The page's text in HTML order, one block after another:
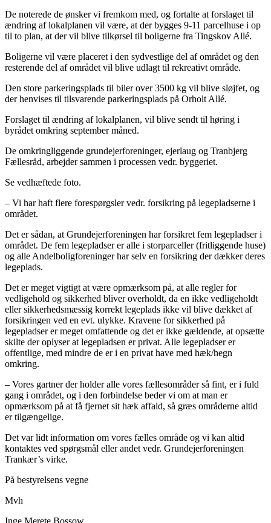
De noterede de ønsker vi fremkom med, og fortalte at forslaget til
ændring af lokalplanen vil være, at der bygges 9-11 parcelhuse i op
til to plan, at der vil blive tilkørsel til boligerne fra Tingskov Allé.
Boligerne vil være placeret i den sydvestlige del af området og den
resterende del af området vil blive udlagt til rekreativt område.
Den store parkeringsplads til biler over 3500 kg vil blive sløjfet, og
der henvises til tilsvarende parkeringsplads på Orholt Allé.
Forslaget til ændring af lokalplanen, vil blive sendt til høring i
byrådet omkring september måned.
De omkringliggende grundejerforeninger, ejerlaug og Tranbjerg
Fællesråd, arbejder sammen i processen vedr. byggeriet.
Se vedhæftede foto.
– Vi har haft flere forespørgsler vedr. forsikring på legepladserne i
området.
Det er sådan, at Grundejerforeningen har forsikret fem legepladser i
området. De fem legepladser er alle i storparceller (fritliggende huse)
og alle Andelboligforeninger har selv en forsikring der dækker deres
legeplads.
Det er meget vigtigt at være opmærksom på, at alle regler for
vedligehold og sikkerhed bliver overholdt, da en ikke vedligeholdt
eller sikkerhedsmæssig korrekt legeplads ikke vil blive dækket af
forsikringen ved en evt. ulykke. Kravene for sikkerhed på
legepladser er meget omfattende og det er ikke gældende, at opsætte
skilte der oplyser at legepladsen er privat. Alle legepladser er
offentlige, med mindre de er i en privat have med hæk/hegn
omkring.
– Vores gartner der holder alle vores fællesområder så fint, er i fuld
gang i området, og i den forbindelse beder vi om at man er
opmærksom på at få fjernet sit hæk affald, så græs områderne altid
er tilgængelige.
Det var lidt information om vores fælles område og vi kan altid
kontaktes ved spørgsmål eller andet vedr. Grundejerforeningen
Trankær’s virke.
På bestyrelsens vegne
Mvh